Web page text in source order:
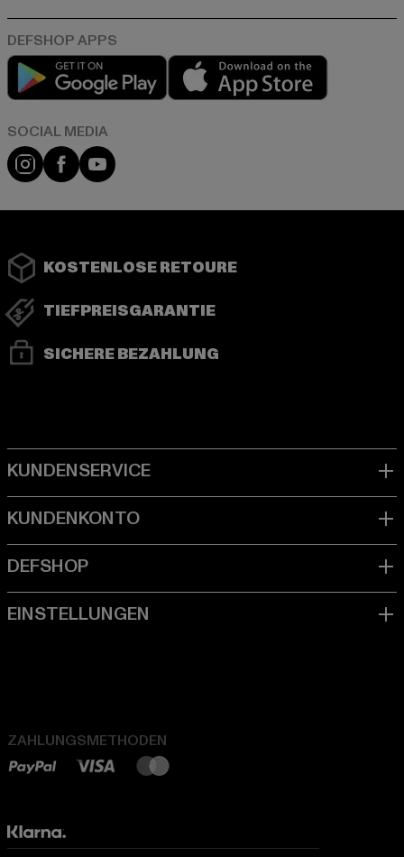
Play market
Instagram
FacebookYouTube
KOSTENLOSE RETOURE
TIEFPREISGARANTIE
SICHERE BEZAHLUNG
ZAHLUNGSMETHODEN